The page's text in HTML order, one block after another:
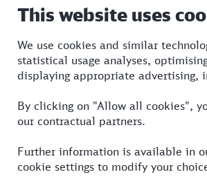
17:07
Boppard Hbf
17.08.26
09:15
2:40
Boppard Hbf
17.08.26
3:09 1